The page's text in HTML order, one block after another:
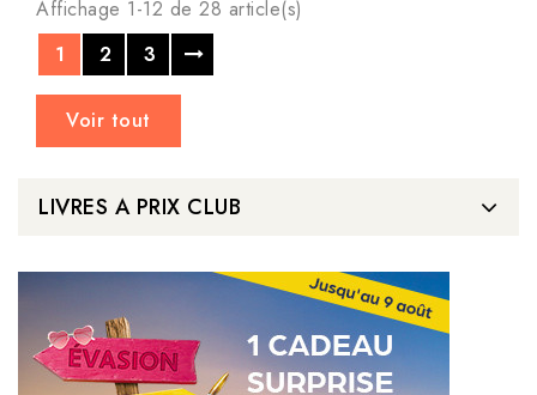
Affichage 1-12 de 28 article(s)
1
2 3
Voir tout
LIVRES A PRIX CLUB